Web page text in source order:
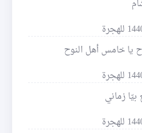
يا خامس أهل النوح
زماني